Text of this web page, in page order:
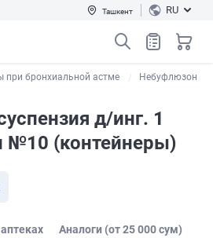
Ташкент RU
при бронхиальной астме Небуфлюзон
д/инг. 1
№10 (контейнеры)
Аналоги (от 25 000 сум)